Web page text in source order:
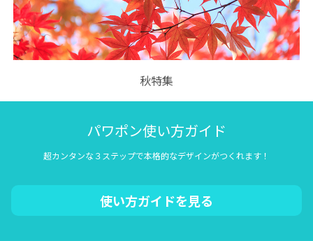
秋特集
パワポン使い方ガイド
超カンタンな３ステップで本格的なデザインがつくれます！
使い方ガイドを見る